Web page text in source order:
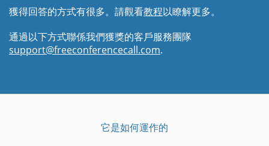
獲得回答的方式有很多。請觀看教程以瞭解更多。
通過以下方式聯係我們獲獎的客戶服務團隊
support@freeconferencecall.com.
它是如何運作的